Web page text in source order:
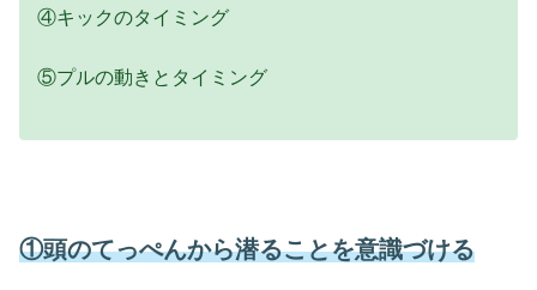
④キックのタイミング
⑤プルの動きとタイミング
①頭のてっぺんから潜ることを意識づける